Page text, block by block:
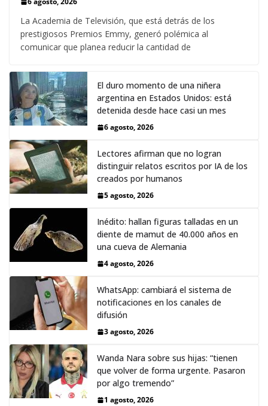
La Academia de Televisión, que está detrás de los
prestigiosos Premios Emmy, generó polémica al
comunicar que planea reducir la cantidad de
El duro momento de una niñera
argentina en Estados Unidos: está
detenida desde hace casi un mes
6 agosto, 2026
Lectores afirman que no logran
distinguir relatos escritos por IA de los
creados por humanos
5 agosto, 2026
Inédito: hallan figuras talladas en un
diente de mamut de 40.000 años en
una cueva de Alemania
4 agosto, 2026
WhatsApp: cambiará el sistema de
notificaciones en los canales de
difusión
3 agosto, 2026
Wanda Nara sobre sus hijas: “tienen
que volver de forma urgente. Pasaron
por algo tremendo”
1 agosto, 2026